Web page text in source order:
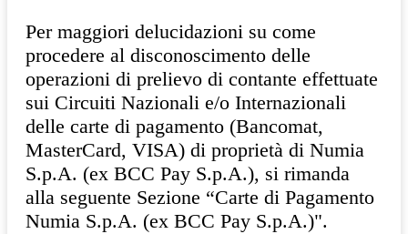
Per maggiori delucidazioni su come
procedere al disconoscimento delle
operazioni di prelievo di contante effettuate
sui Circuiti Nazionali e/o Internazionali
delle carte di pagamento (Bancomat,
MasterCard, VISA) di proprietà di Numia
S.p.A. (ex BCC Pay S.p.A.), si rimanda
alla seguente Sezione “Carte di Pagamento
Numia S.p.A. (ex BCC Pay S.p.A.)".